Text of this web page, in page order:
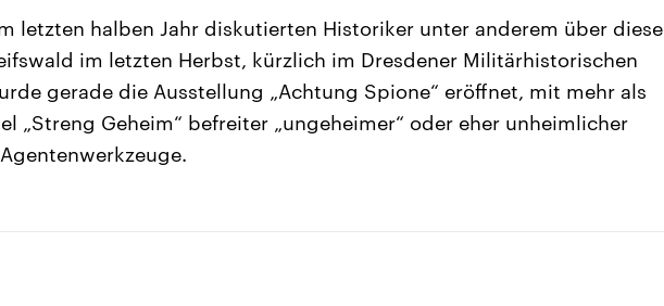
letzten halben Jahr diskutierten Historiker unter anderem über diese
im letzten Herbst, kürzlich im Dresdener Militärhistorischen
gerade die Ausstellung „Achtung Spione“ eröffnet, mit mehr als
„Streng Geheim“ befreiter „ungeheimer“ oder eher unheimlicher